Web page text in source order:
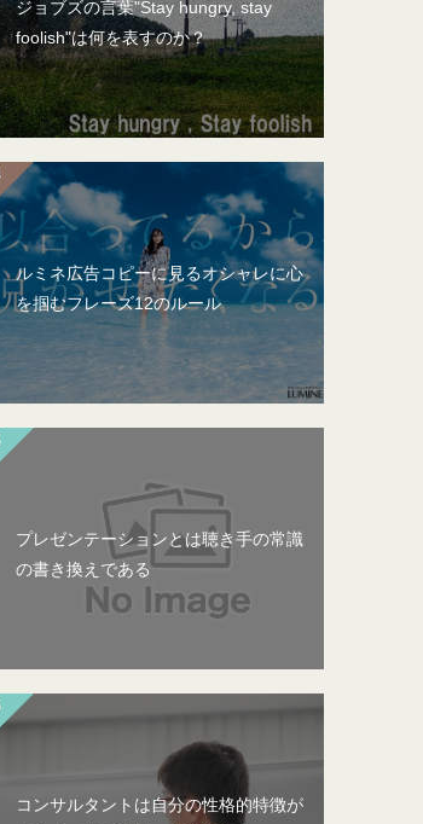
ジョブズの言葉"Stay hungry, stay
foolish"は何を表すのか？
ルミネ広告コピーに見るオシャレに心
を掴むフレーズ12のルール
プレゼンテーションとは聴き手の常識
の書き換えである
コンサルタントは自分の性格的特徴が